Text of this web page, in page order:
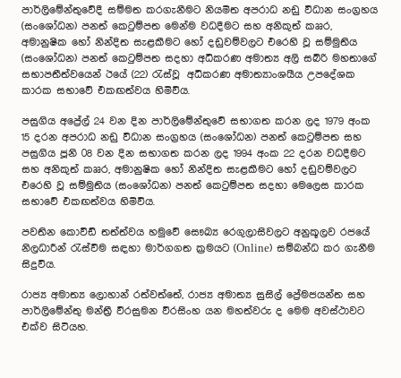
පාර්ලිමේන්තුවේදී සම්මත කරගැනීමට නියමිත අපරාධ නඩු විධාන සංග්‍රහය
(සංශෝධන) පනත් කෙටුම්පත මෙන්ම වධදීමට සහ අනිකුත් කෲර,
අමානුෂික හෝ නින්දිත සැළකීමට හෝ දඩුවම්වලට එරෙහි වූ සම්මුතිය
(සංශෝධන) පනත් කෙටුම්පත සදහා අධිකරණ අමාත්‍ය අලි සබ්රි මහතාගේ
සභාපතීත්වයෙන් ඊයේ (22) රැස්වූ අධිකරණ අමාත්‍යාංශයීය උපදේශක
කාරක සභාවේ එකඟත්වය හිමිවිය.
පසුගිය අප්‍රේල් 24 වන දින පාර්ලිමේන්තුවේ සභාගත කරන ලද 1979 අංක
15 දරන අපරාධ නඩු විධාන සංග්‍රහය (සංශෝධන) පනත් කෙටුම්පත සහ
පසුගිය ජූනි 08 වන දින සභාගත කරන ලද 1994 අංක 22 දරන වධදීමට
සහ අනිකුත් කෲර, අමානුෂික හෝ නින්දිත සැළකීමට හෝ දඩුවම්වලට
එරෙහි වූ සම්මුතිය (සංශෝධන) පනත් කෙටුම්පත සදහා මෙලෙස කාරක
සභාවේ එකඟත්වය හිමිවිය.
පවතින කොවිඩ් තත්ත්වය හමුවේ සෞඛ්‍ය රෙගුලාසිවලට අනුකූලව රජයේ
නිලධාරීන් රැස්වීම සඳහා මාර්ගගත ක්‍රමයට (Online) සම්බන්ධ කර ගැනීම
සිදුවිය.
රාජ්‍ය අමාත්‍ය ලොහාන් රත්වත්තේ, රාජ්‍ය අමාත්‍ය සුසිල් ප්‍රේමජයන්ත සහ
පාර්ලිමේන්තු මන්ත්‍රී වීරසුමන වීරසිංහ යන මහත්වරු ද මෙම අවස්ථාවට
එක්ව සිටියහ.